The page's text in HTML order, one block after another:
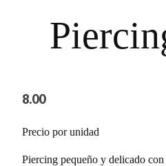
8.00
Precio por unidad
Piercing pequeño y delicado con